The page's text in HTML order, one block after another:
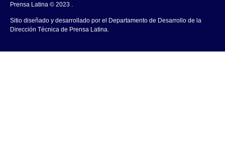
Prensa Latina © 2023 .
Sitio diseñado y desarrollado por el Departamento de Desarrollo de la
Dirección Técnica de Prensa Latina.